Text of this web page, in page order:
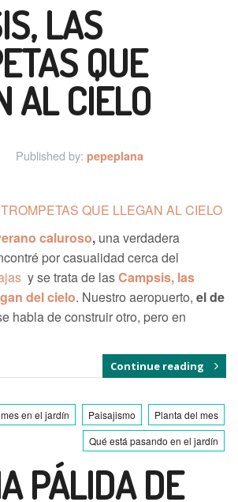
LAS
QUE
AL CIELO
Published by: pepeplana
caluroso, una verdadera
por casualidad cerca del
y se trata de lasCampsis, las
del cielo. Nuestro aeropuerto, el de
habla de construir otro, pero en
Continue reading
en el jardín Paisajismo
Planta del mes
Qué está pasando en el jardín
PÁLIDA DE